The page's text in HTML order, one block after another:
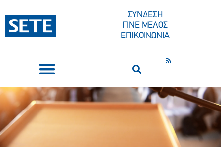
ΣΥΝΔΕΣΗ
ΓΙΝΕ ΜΕΛΟΣ
ΕΠΙΚΟΙΝΩΝΙΑ